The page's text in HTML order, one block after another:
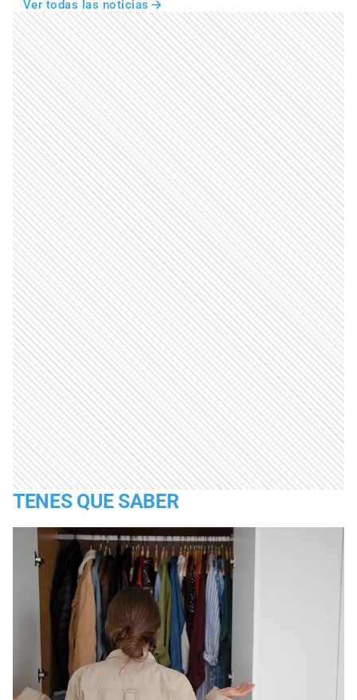
Ver todas las noticias
TENES QUE SABER